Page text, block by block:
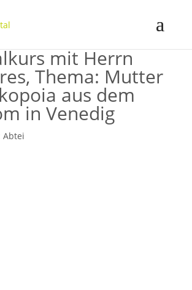
mit Herrn
Thema: Mutter
aus dem
in Venedig
Abtei